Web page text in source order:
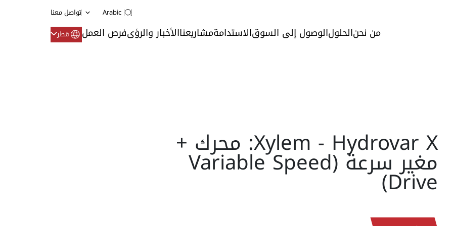
Arabic تواصل معنا
من نحنالحلولالوصول إلى السوقالاستدامةمشاريعناالأخبار والرؤىفرص العمل قطر
Xylem - Hydrovar X: محرك +
مغير سرعة (Variable Speed
Drive)